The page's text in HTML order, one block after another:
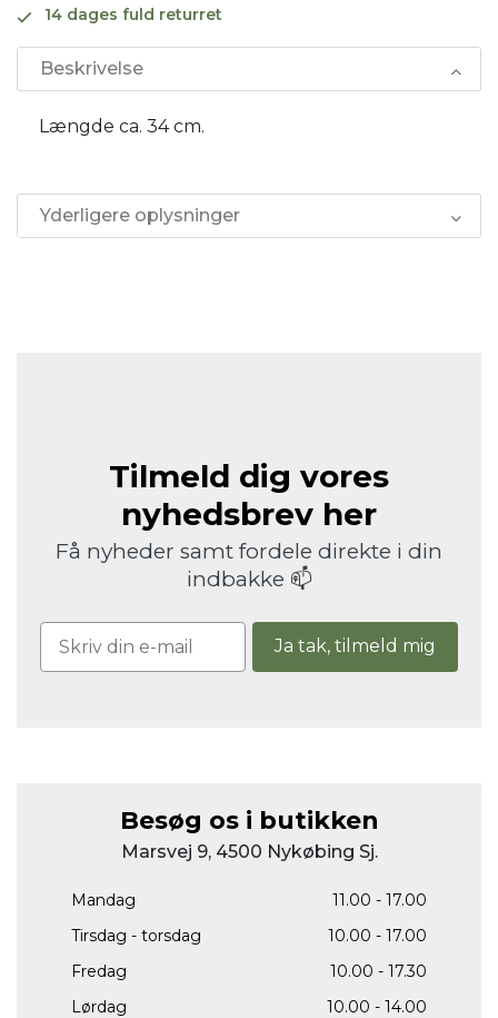
14 dages fuld returret
Beskrivelse
Længde ca. 34 cm.
Yderligere oplysninger
Tilmeld dig vores
nyhedsbrev her
Få nyheder samt fordele direkte i din
indbakke 📫
Ja tak, tilmeld mig
Besøg os i butikken
Marsvej 9, 4500 Nykøbing Sj.
Mandag
11.00 - 17.00
Tirsdag - torsdag
10.00 - 17.00
Fredag
10.00 - 17.30
Lørdag
10.00 - 14.00